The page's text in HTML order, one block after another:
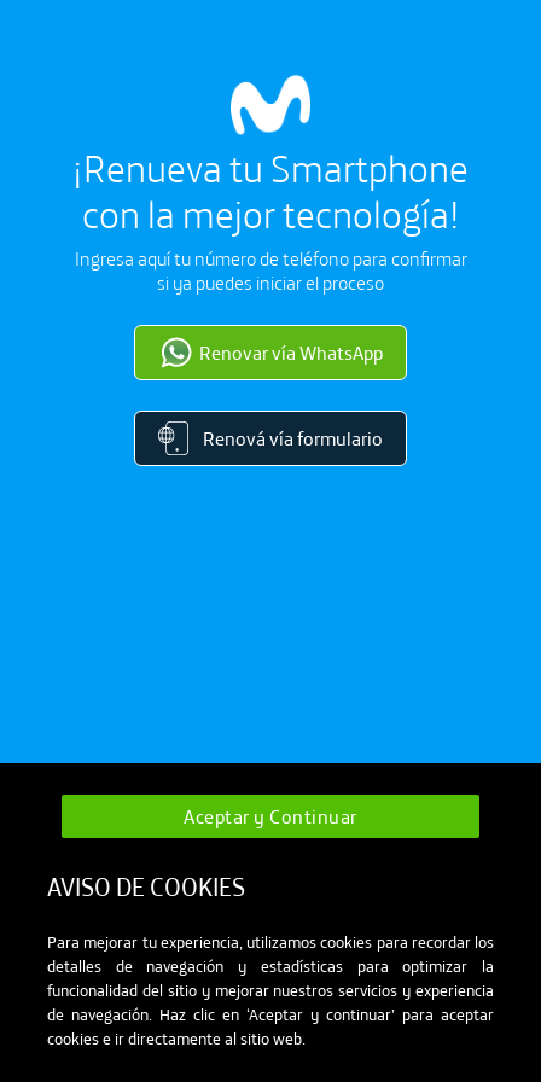
¡Renueva tu Smartphone
con la mejor tecnología!
Ingresa aquí tu número de teléfono para confirmar
si ya puedes iniciar el proceso
Renovar vía WhatsApp
Renová vía formulario
AVISO DE COOKIES
Para mejorar tu experiencia, utilizamos cookies para recordar los
detalles de navegación y estadísticas para optimizar la
funcionalidad del sitio y mejorar nuestros servicios y experiencia
de navegación. Haz clic en ‘Aceptar y continuar’ para aceptar
cookies e ir directamente al sitio web.
Aceptar y Continuar